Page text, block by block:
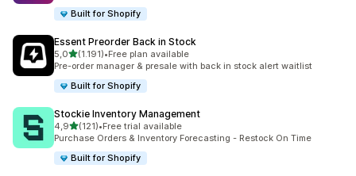
Built for Shopify
Essent Preorder Back in Stock
5,0de 5 estrelas
(1.191)
1191 total de avaliações
•Free plan available
Pre-order manager & presale with back in stock alert waitlist
Built for Shopify
Stockie Inventory Management
4,9de 5 estrelas
(121)
121 total de avaliações
•Free trial available
Purchase Orders & Inventory Forecasting - Restock On Time
Built for Shopify